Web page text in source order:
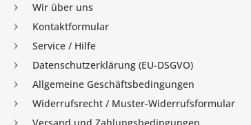
Wir über uns
Kontaktformular
Service / Hilfe
Datenschutzerklärung (EU-DSGVO)
Allgemeine Geschäftsbedingungen
Widerrufsrecht / Muster-Widerrufsformular